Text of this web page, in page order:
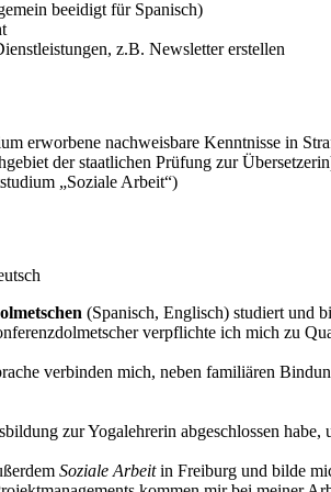
beeidigt für Spanisch)
z.B. Newsletter erstellen
erworbene nachweisbare Kenntnisse in
der staatlichen Prüfung zur
„Soziale Arbeit“)
(Spanisch, Englisch) studiert und
verpflichte ich mich zu
verbinden mich, neben familiären
zur Yogalehrerin abgeschlossen
Soziale Arbeitin Freiburg und bilde